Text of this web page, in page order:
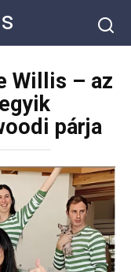
Willis – az
párja